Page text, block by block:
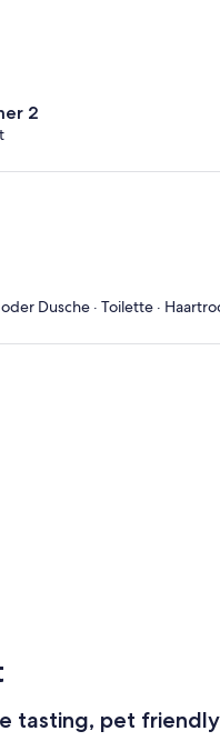
2
Dusche · Toilette ·
tasting, pet